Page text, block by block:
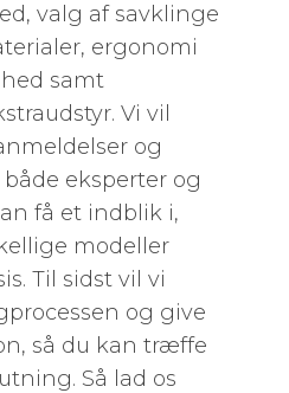
valg af savklinge
ergonomi
samt
Vi vil
og
eksperter og
få et indblik i,
modeller
Til sidst vil vi
og give
så du kan træffe
Så lad os